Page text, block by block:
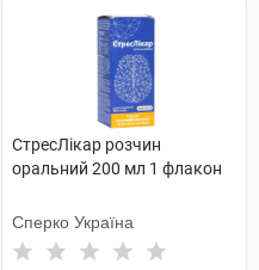
СтресЛікар розчин
оральний 200 мл 1 флакон
Сперко Україна